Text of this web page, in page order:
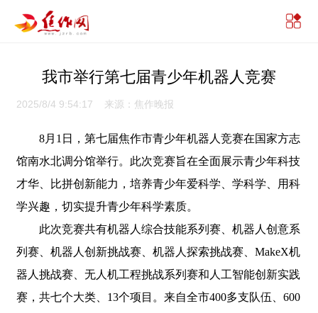
我市举行第七届青少年机器人竞赛
2025/8/4 9:54:17 来源：焦作晚报
8月1日，第七届焦作市青少年机器人竞赛在国家方志
馆南水北调分馆举行。此次竞赛旨在全面展示青少年科技
才华、比拼创新能力，培养青少年爱科学、学科学、用科
学兴趣，切实提升青少年科学素质。
此次竞赛共有机器人综合技能系列赛、机器人创意系
列赛、机器人创新挑战赛、机器人探索挑战赛、MakeX机
器人挑战赛、无人机工程挑战系列赛和人工智能创新实践
赛，共七个大类、13个项目。来自全市400多支队伍、600